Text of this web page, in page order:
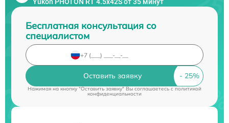
Бесплатная консультация со
специалистом
Оставить заявку
Нажимая на кнопку "Оставить заявку" Вы соглашаетесь cполитикой
конфиденциальности